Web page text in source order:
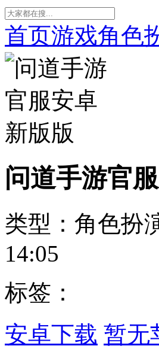
首页游戏角色
问道手游官
类型：角色扮
14:05
标签：
安卓下载 暂无